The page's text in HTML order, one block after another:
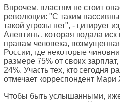
Впрочем, властям не стоит
революции: "С таким
такой угрозы нет", - цитирует
Алевтины, которая подала иск
правам человека,
России, где некоторые
размере 75% от своих
24%. Участь тех, кто сегодня
отмечает корреспондент Мари
Чтобы быть услышанными,